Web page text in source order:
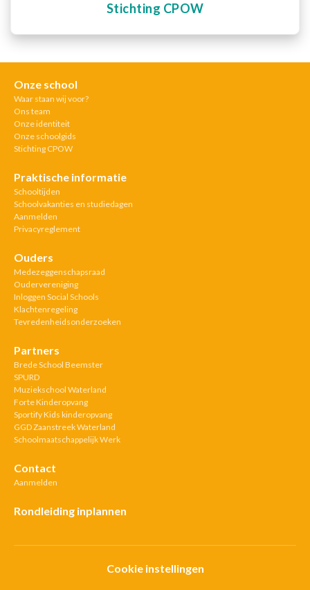
Stichting CPOW
Onze school
Waar staan wij voor?
Ons team
Onze identiteit
Onze schoolgids
Stichting CPOW
Praktische informatie
Schooltijden
Schoolvakanties en studiedagen
Aanmelden
Privacyreglement
Ouders
Medezeggenschapsraad
Oudervereniging
Inloggen Social Schools
Klachtenregeling
Tevredenheidsonderzoeken
Partners
Brede School Beemster
SPURD
Muziekschool Waterland
Forte Kinderopvang
Sportify Kids kinderopvang
GGD Zaanstreek Waterland
Schoolmaatschappelijk Werk
Contact
Aanmelden
Rondleiding inplannen
Cookie instellingen